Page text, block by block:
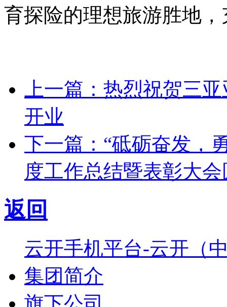
育探险的理想旅游胜地
上一篇：热烈祝贺三
开业
下一篇：“砥砺奋发，
度工作总结暨表彰大
返回
云开手机平台-云开（
集团简介